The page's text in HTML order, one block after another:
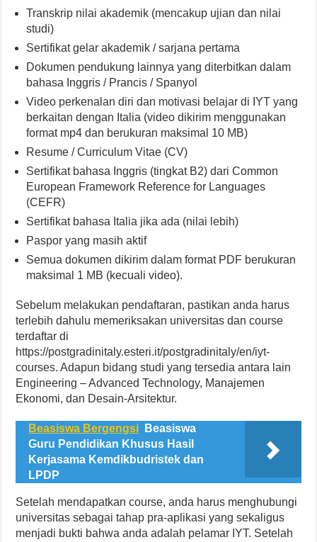
Transkrip nilai akademik (mencakup ujian dan nilai
studi)
Sertifikat gelar akademik / sarjana pertama
Dokumen pendukung lainnya yang diterbitkan dalam
bahasa Inggris / Prancis / Spanyol
Video perkenalan diri dan motivasi belajar di IYT yang
berkaitan dengan Italia (video dikirim menggunakan
format mp4 dan berukuran maksimal 10 MB)
Resume / Curriculum Vitae (CV)
Sertifikat bahasa Inggris (tingkat B2) dari Common
European Framework Reference for Languages
(CEFR)
Sertifikat bahasa Italia jika ada (nilai lebih)
Paspor yang masih aktif
Semua dokumen dikirim dalam format PDF berukuran
maksimal 1 MB (kecuali video).
Sebelum melakukan pendaftaran, pastikan anda harus
terlebih dahulu memeriksakan universitas dan course
terdaftar di
https://postgradinitaly.esteri.it/postgradinitaly/en/iyt-
courses. Adapun bidang studi yang tersedia antara lain
Engineering – Advanced Technology, Manajemen
Ekonomi, dan Desain-Arsitektur.
Beasiswa Bergengsi
Beasiswa
Guru Pendidikan Khusus Hasil
Kerjasama Kemdikbudristek dan
LPDP
Setelah mendapatkan course, anda harus menghubungi
universitas sebagai tahap pra-aplikasi yang sekaligus
menjadi bukti bahwa anda adalah pelamar IYT. Setelah